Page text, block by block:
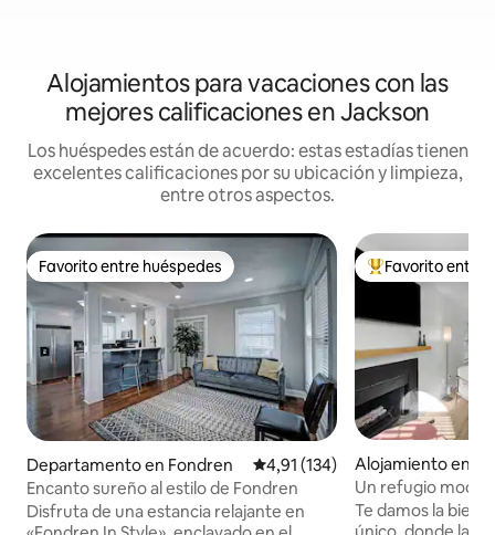
Alojamientos para vacaciones con las
mejores calificaciones en Jackson
Los huéspedes están de acuerdo: estas estadías tienen
excelentes calificaciones por su ubicación y limpieza,
entre otros aspectos.
Favorito entre huéspedes
Favorito entre huéspedes
Departamento en Fondren Calificación promedio: 4,91 de
4,91 (134)
Encanto sureño al estilo de Fondren
Disfruta de una estancia relajante en
Favorito entre
Favorito entre
Alojamiento en
Un refugio
Te damos la